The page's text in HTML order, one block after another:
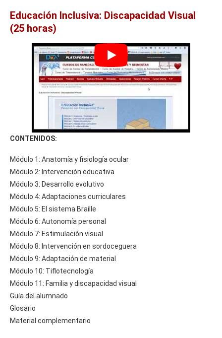
Educación Inclusiva: Discapacidad Visual
(25 horas)
CONTENIDOS:
Módulo 1: Anatomía y fisiología ocular
Módulo 2: Intervención educativa
Módulo 3: Desarrollo evolutivo
Módulo 4: Adaptaciones curriculares
Módulo 5: El sistema Braille
Módulo 6: Autonomía personal
Módulo 7: Estimulación visual
Módulo 8: Intervención en sordoceguera
Módulo 9: Adaptación de material
Módulo 10: Tiflotecnología
Módulo 11: Familia y discapacidad visual
Guía del alumnado
Glosario
Material complementario